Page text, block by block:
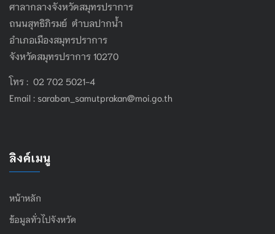
ศาลากลางจังหวัดสมุทรปราการ
ถนนสุทธิภิรมย์ ตำบลปากน้ำ
อำเภอเมืองสมุทรปราการ
จังหวัดสมุทรปราการ 10270
โทร : 02 702 5021-4
Email : saraban_samutprakan@moi.go.th
ลิงค์เมนู
หน้าหลัก
ข้อมูลทั่วไปจังหวัด